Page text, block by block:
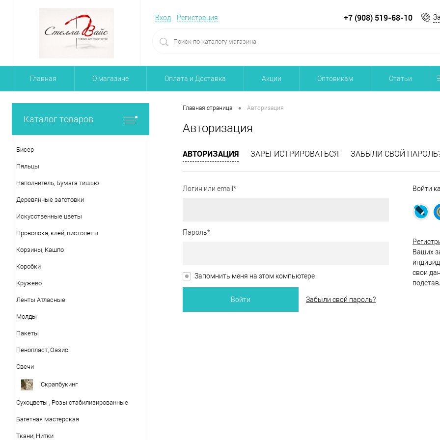
Вход Регистрация +7 (908) 519-68-10
Главная О магазине Оплата и Доставка Акции Оптовикам Статьи
Каталог товаров
Бисер
Пяльцы
Наполнитель, Бумага тишью
Деревянные заготовки
Искусственные цветы
Проволока, клей, пистолеты
Корзины, Кашпо
Коробки
Кружево
Ленты Атласные
Молды
Пакеты
Пенопласт, Оазис
Свечи
Скрапбукинг
Сухоцветы , Розы стабилизированные
Багетная мастерская
Ткани, Нитки
Главная страница • Авторизация
Авторизация
АВТОРИЗАЦИЯ ЗАРЕГИСТРИРОВАТЬСЯ ЗАБЫЛИ СВОЙ
Логин или email*
Пароль*
Запомнить меня на этом компьютере
Забыли свой пароль?
Войти
Ваших
свои